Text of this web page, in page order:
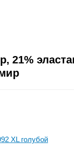
21%
XL голубой